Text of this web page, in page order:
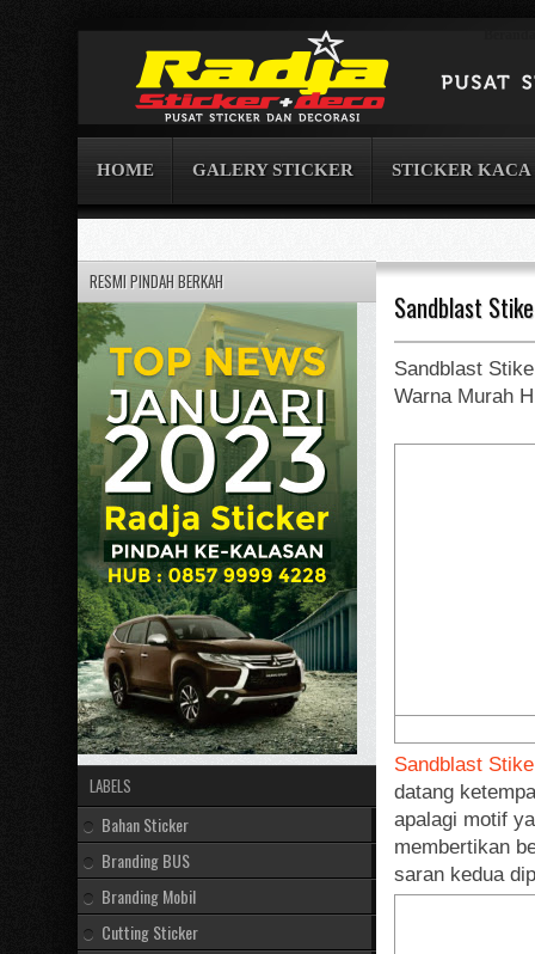
HOME GALERY STICKER STICKER KACA
Sandblast
Sandblast
Warna Murah
Sandblast
datang
apalagi motif
membertikan
saran kedua
RESMI PINDAH BERKAH
LABELS
Bahan Sticker
Branding BUS
Branding Mobil
Cutting Sticker